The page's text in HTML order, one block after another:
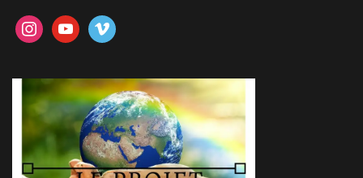
instagramyoutubevimeo